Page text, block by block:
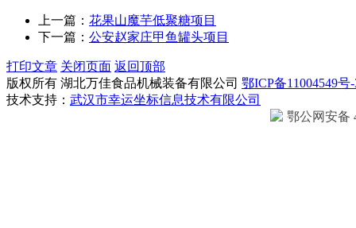
上一篇： 花果山魔芋低聚糖项目
下一篇： 公安赵家庄甲鱼罐头项目
打印文章 关闭页面 返回顶部
版权所有 湖北万佳食品机械装备有限公司 鄂ICP备11004549号
技术支持： 武汉市幸运坐标信息技术有限公司
鄂公网安备